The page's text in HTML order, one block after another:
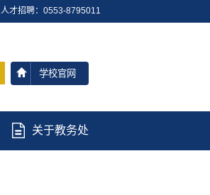
人才招聘：0553-8795011
学校官网
关于教务处